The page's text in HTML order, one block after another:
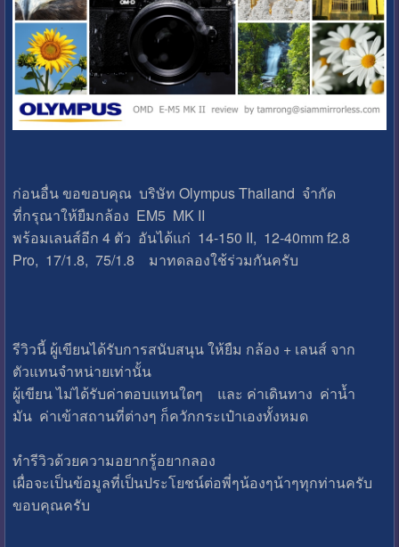
ก่อนอื่น ขอขอบคุณ บริษัท Olympus Thailand จำกัด
ที่กรุณาให้ยืมกล้อง EM5 MK II
พร้อมเลนส์อีก 4 ตัว อันได้แก่ 14-150 II, 12-40mm f2.8
Pro, 17/1.8, 75/1.8 มาทดลองใช้ร่วมกันครับ
รีวิวนี้ ผู้เขียนได้รับการสนับสนุน ให้ยืม กล้อง + เลนส์ จาก
ตัวแทนจำหน่ายเท่านั้น
ผู้เขียน ไม่ได้รับค่าตอบแทนใดๆ และ ค่าเดินทาง ค่าน้ำ
มัน ค่าเข้าสถานที่ต่างๆ ก็ควักกระเป๋าเองทั้งหมด
ทำรีวิวด้วยความอยากรู้อยากลอง
เผื่อจะเป็นข้อมูลที่เป็นประโยชน์ต่อพี่ๆน้องๆน้าๆทุกท่านครับ
ขอบคุณครับ